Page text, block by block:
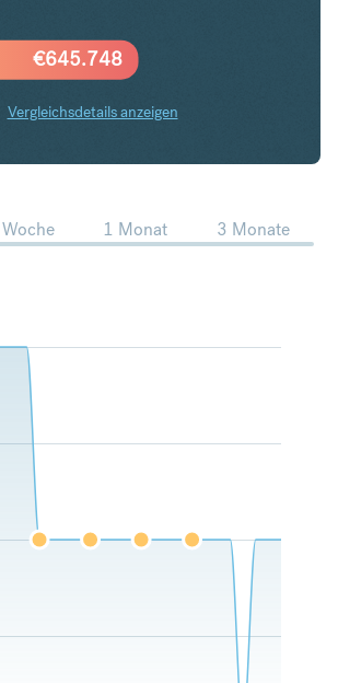
€645.748
Vergleichsdetails anzeigen
in EUR Trends
1 Monat 3 Monate